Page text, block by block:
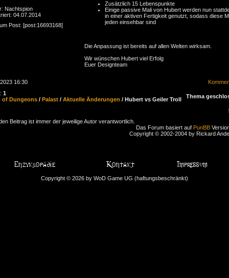
Nachtspion
04.07.2014
Post: [post:16693168]
Zusätzlich 15 Lebenspunkte
Einige passive Mali von Hubert werden nun
in einer aktiven Fertigkeit genutzt, sodass diese
jeden einsehbar sind
Die Anpassung ist bereits auf allen Welten wirksam.
Wir wünschen Hubert viel Erfolg
Euer Designteam
16:30
1
of Dungeons / Palast / Aktuelle Änderungen / Hubert vs Geiler Troll Thema
Beitrag ist immer der jeweilige Autor verantwortlich.
Das Forum basiert auf PunBB
Copyright © 2002-2004 by Rickard
Copyright © 2026 by WoD Game UG (haftungsbeschränkt)